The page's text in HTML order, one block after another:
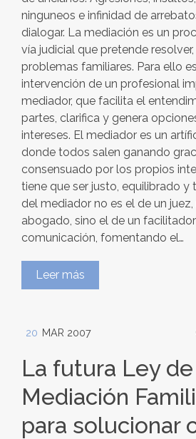
ninguneos e infinidad de
dialogar. La mediación es un
vía judicial que pretende
problemas familiares. Para ello
intervención de un profesional
mediador, que facilita el
partes, clarifica y genera
intereses. El mediador es un
donde todos salen ganando
consensuado por los propios
tiene que ser justo, equilibrado y
del mediador no es el de un juez,
abogado, sino el de un
comunicación, fomentando el…
Leer más
20 MAR 2007
La futura Ley de
Mediación
para solucionar